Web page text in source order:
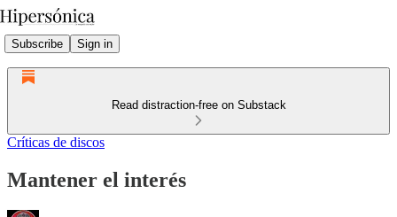
Subscribe Sign in
Read distraction-free on Substack
Críticas de discos
Mantener el interés